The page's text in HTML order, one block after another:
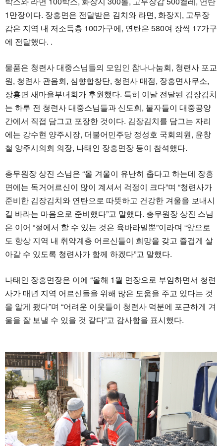
1만장이다. 장흥면은 전달받은 김치와 라면, 화장지, 고무장
갑은 지역 내 저소득층 100가구에, 연탄은 580여 장씩 17가구
에 전달했다. .
물품은 청련사 대중스님들의 모임인 참나나눔회, 청련사 포교
원, 청련사 관음회, 심향합창단, 청련사 매점, 장흥면사무소,
장흥면 새마을부녀회가 후원했다. 특히 이날 전달된 김장김치
는 하루 전 청련사 대중스님들과 신도회, 불자들이 대중공양
간에서 직접 담그고 포장한 것이다. 김장김치를 담그는 자리
에는 강수현 양주시장, 더불어민주당 정성호 국회의원, 윤창
철 양주시의회 의장, 나태인 장흥면장 등이 참석했다.
총무원장 상진 스님은 “올 겨울이 유난히 춥다고 하는데 장흥
면에는 독거어르신이 많이 계셔서 걱정이 크다”며 “청련사가
준비한 김장김치와 연탄으로 따뜻하고 건강한 겨울을 보내시
길 바라는 마음으로 준비했다”고 말했다. 총무원장 상진 스님
은 이어 “절에서 할 수 있는 것은 육바라밀뿐”이라며 “앞으로
도 항상 지역 내 취약계층 어르신들이 희망을 갖고 즐겁게 살
아갈 수 있도록 청련사가 함께 하겠다”고 말했다.
나태인 장흥면장은 이에 “올해 1월 면장으로 부임하면서 청련
사가 매년 지역 어르신들을 위해 많은 도움을 주고 있다는 것
을 알게 됐다”며 “어려운 이웃들이 청련사 덕분에 포근하게 겨
울을 잘 보낼 수 있을 것 같다”고 감사함을 표시했다.